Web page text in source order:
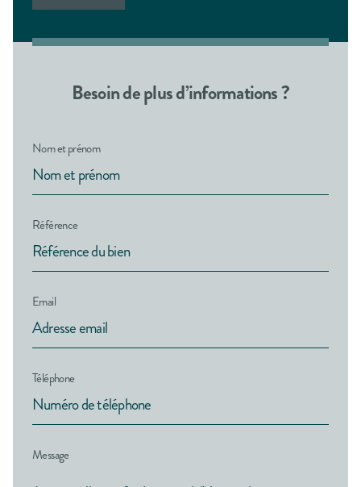
Besoin de plus d’informations ?
Nom et prénom
Référence
Email
Téléphone
Message